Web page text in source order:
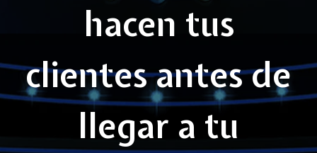
hacen tus
clientes antes de
llegar a tu